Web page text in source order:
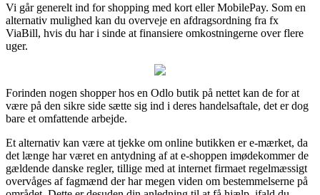
Vi går generelt ind for shopping med kort eller MobilePay. Som en
alternativ mulighed kan du overveje en afdragsordning fra fx
ViaBill, hvis du har i sinde at finansiere omkostningerne over flere
uger.
Forinden nogen shopper hos en Odlo butik på nettet kan de for at
være på den sikre side sætte sig ind i deres handelsaftale, det er dog
bare et omfattende arbejde.
Et alternativ kan være at tjekke om online butikken er e-mærket, da
det længe har været en antydning af at e-shoppen imødekommer de
gældende danske regler, tillige med at internet firmaet regelmæssigt
overvåges af fagmænd der har megen viden om bestemmelserne på